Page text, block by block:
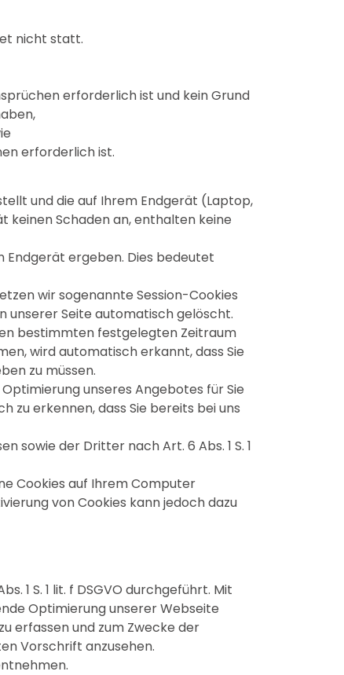
nicht statt.
erforderlich ist und kein Grund
erforderlich ist.
und die auf Ihrem Endgerät (Laptop,
keinen Schaden an, enthalten keine
Endgerät ergeben. Dies bedeutet
wir sogenannte Session-Cookies
unserer Seite automatisch gelöscht.
bestimmten festgelegten Zeitraum
wird automatisch erkannt, dass Sie
zu müssen.
unseres Angebotes für Sie
zu erkennen, dass Sie bereits bei uns
sowie der Dritter nach Art. 6 Abs. 1 S. 1
Cookies auf Ihrem Computer
von Cookies kann jedoch dazu
1 S. 1 lit. f DSGVO durchgeführt. Mit
Optimierung unserer Webseite
erfassen und zum Zwecke der
Vorschrift anzusehen.